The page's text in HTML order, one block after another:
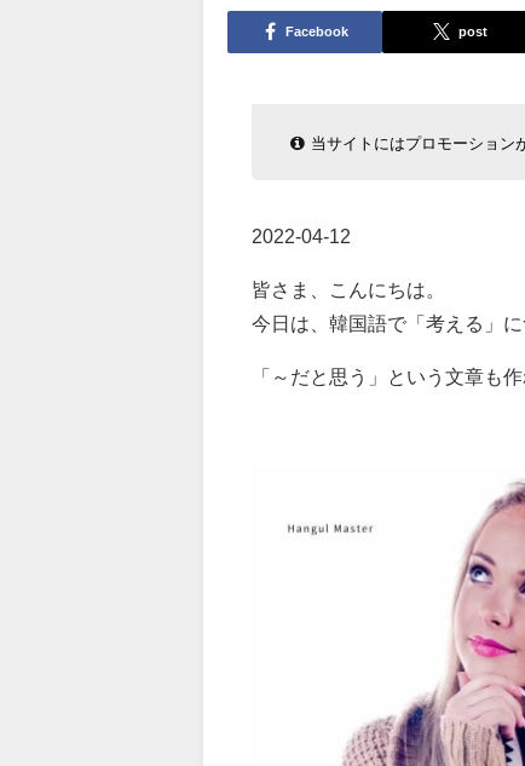
Facebook post
当サイトにはプロモーション
2022-04-12
皆さま、こんにちは。
今日は、韓国語で「考える」
「～だと思う」という文章も